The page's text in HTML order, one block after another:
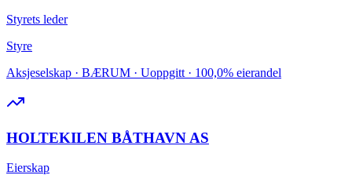
Styrets leder
Styre
Aksjeselskap · BÆRUM · Uoppgitt · 100,0% eierandel
HOLTEKILEN BÅTHAVN AS
Eierskap